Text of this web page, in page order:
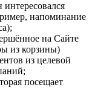
напоминание
на Сайте
из корзины)
из целевой
посещает